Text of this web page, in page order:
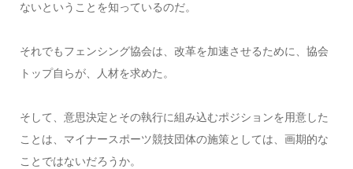
ないということを知っているのだ。
それでもフェンシング協会は、改革を加速させるために、協会
トップ自らが、人材を求めた。
そして、意思決定とその執行に組み込むポジションを用意した
ことは、マイナースポーツ競技団体の施策としては、画期的な
ことではないだろうか。